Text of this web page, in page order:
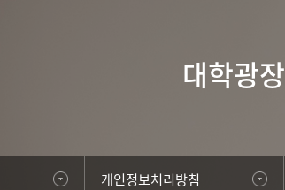
대학광장
개인정보처리방침